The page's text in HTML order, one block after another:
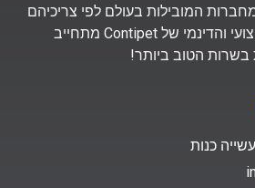
המובילות בעולם לפי צריכיהם
הבסיסיים. הצוות המקצועי והדינמי של Contipet מתחייב
הטוב ביותר!